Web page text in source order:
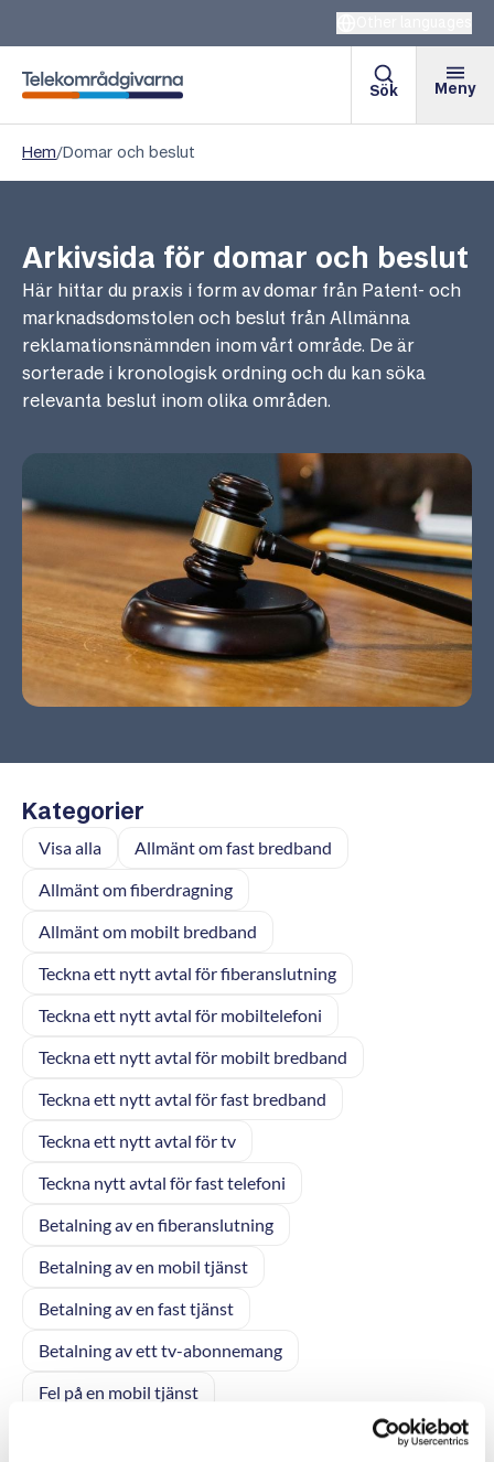
Telekområdgivarna
Sök Meny
Hem/Domar och beslut
Arkivsida för domar och beslut
Här hittar du praxis i form av domar från Patent- och
marknadsdomstolen och beslut från Allmänna
reklamationsnämnden inom vårt område. De är
sorterade i kronologisk ordning och du kan söka
relevanta beslut inom olika områden.
Kategorier
Visa alla
Allmänt om fast bredband
Allmänt om fiberdragning
Allmänt om mobilt bredband
Teckna ett nytt avtal för fiberanslutning
Teckna ett nytt avtal för mobiltelefoni
Teckna ett nytt avtal för mobilt bredband
Teckna ett nytt avtal för fast bredband
Teckna ett nytt avtal för tv
Teckna nytt avtal för fast telefoni
Betalning av en fiberanslutning
Betalning av en mobil tjänst
Betalning av en fast tjänst
Betalning av ett tv-abonnemang
Fel på en mobil tjänst